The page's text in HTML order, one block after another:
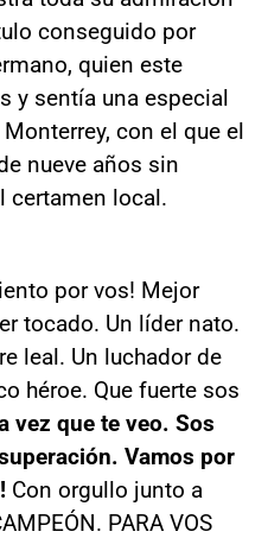
conseguido por
quien este
y sentía una especial
con el que el
nueve años sin
certamen local.
por vos! Mejor
tocado. Un líder nato.
leal. Un luchador de
héroe. Que fuerte sos
vez que te veo. Sos
Vamos por
Con orgullo junto a
PARA VOS